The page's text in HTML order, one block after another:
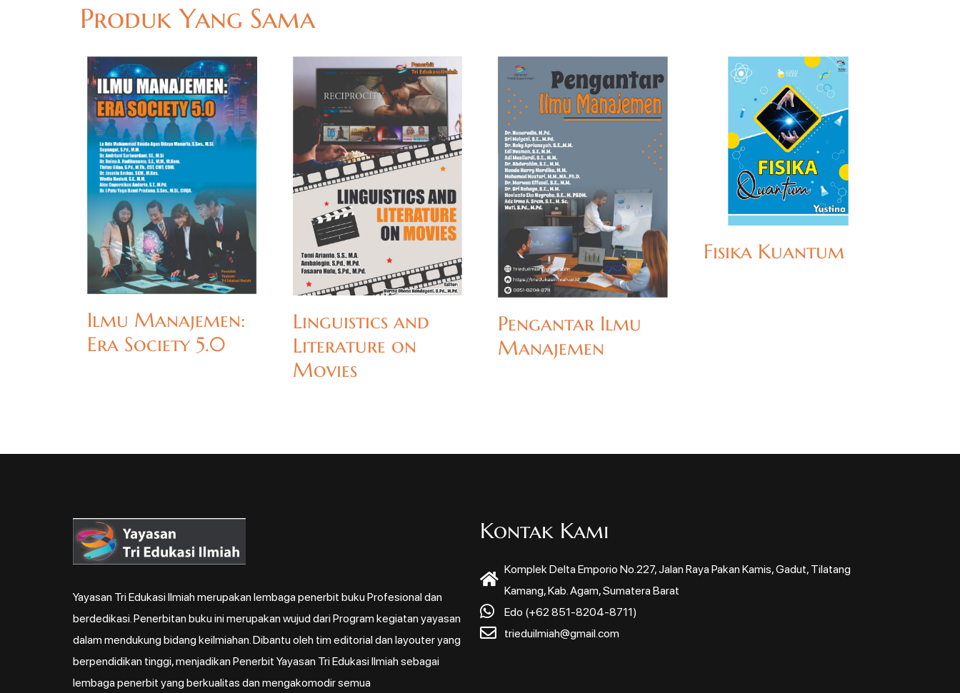
Produk Yang Sama
Ilmu Manajemen:
Era Society 5.0
Linguistics and
Literature on
Movies
Pengantar Ilmu
Manajemen
Fisika Kuantum
Yayasan Tri Edukasi Ilmiah merupakan lembaga penerbit buku Profesional dan
berdedikasi. Penerbitan buku ini merupakan wujud dari Program kegiatan yayasan
dalam mendukung bidang keilmiahan. Dibantu oleh tim editorial dan layouter yang
berpendidikan tinggi, menjadikan Penerbit Yayasan Tri Edukasi Ilmiah sebagai
lembaga penerbit yang berkualitas dan mengakomodir semua
Kontak Kami
Komplek Delta Emporio No.227, Jalan Raya Pakan Kamis, Gadut, Tilatang
Kamang, Kab. Agam, Sumatera Barat
Edo (+62 851-8204-8711)
trieduilmiah@gmail.com